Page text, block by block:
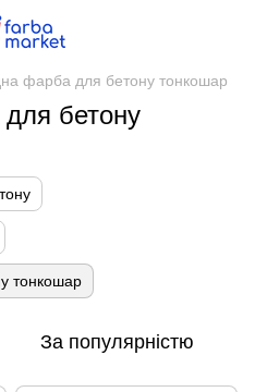
фарба для бетону тонкошар
бетону
тонкошар
За популярністю